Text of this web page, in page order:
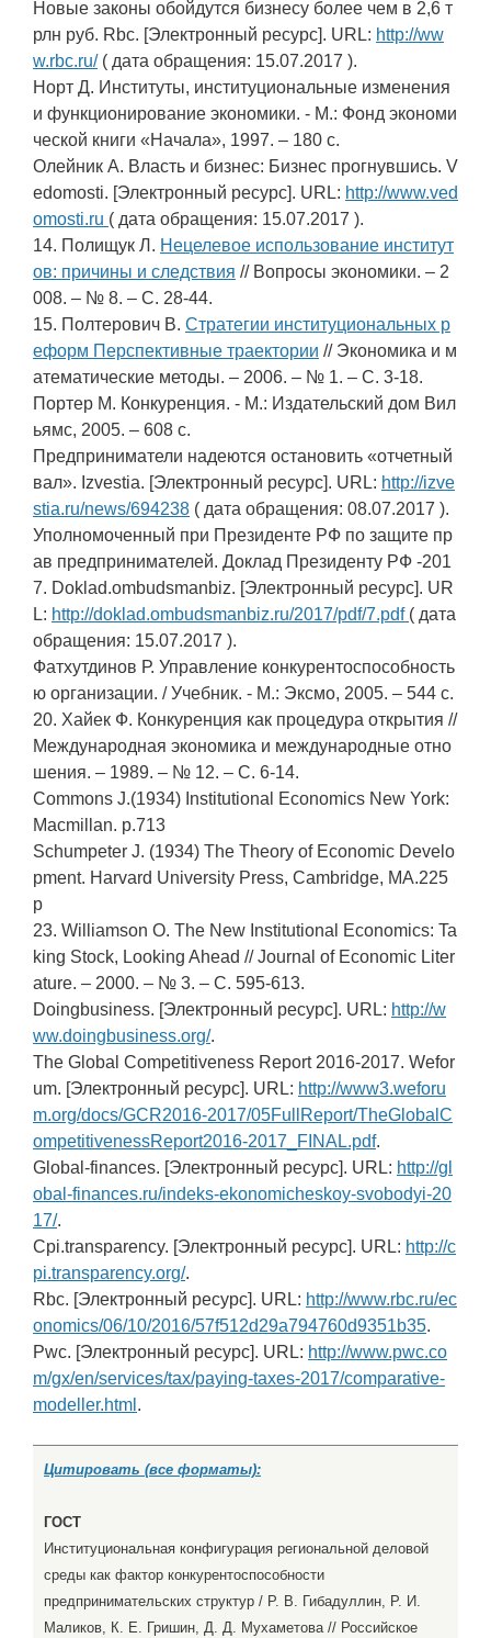
Новые законы обойдутся бизнесу более чем в 2,6 т
рлн руб. Rbc. [Электронный ресурс]. URL: http://ww
w.rbc.ru/( дата обращения: 15.07.2017 ).
Норт Д. Институты, институциональные изменения
и функционирование экономики. - М.: Фонд экономи
ческой книги «Начала», 1997. – 180 с.
Олейник А. Власть и бизнес: Бизнес прогнувшись. V
edomosti. [Электронный ресурс]. URL: http://www.ved
omosti.ru ( дата обращения: 15.07.2017 ).
14. Полищук Л. Нецелевое использование институт
ов: причины и следствия // Вопросы экономики. – 2
008. – № 8. – С. 28-44.
15. Полтерович В. Стратегии институциональных р
еформ Перспективные траектории // Экономика и м
атематические методы. – 2006. – № 1. – С. 3-18.
Портер М. Конкуренция. - М.: Издательский дом Вил
ьямс, 2005. – 608 с.
Предприниматели надеются остановить «отчетный
вал». Izvestia. [Электронный ресурс]. URL: http://izve
stia.ru/news/694238 ( дата обращения: 08.07.2017 ).
Уполномоченный при Президенте РФ по защите пр
ав предпринимателей. Доклад Президенту РФ -201
7. Doklad.ombudsmanbiz. [Электронный ресурс]. UR
L: http://doklad.ombudsmanbiz.ru/2017/pdf/7.pdf ( дата
обращения: 15.07.2017 ).
Фатхутдинов Р. Управление конкурентоспособность
ю организации. / Учебник. - М.: Эксмо, 2005. – 544 с.
20. Хайек Ф. Конкуренция как процедура открытия //
Международная экономика и международные отно
шения. – 1989. – № 12. – С. 6-14.
Commons J.(1934) Institutional Economics New York:
Macmillan. p.713
Schumpeter J. (1934) The Theory of Economic Develo
pment. Harvard University Press, Cambridge, MA.225
р
23. Williamson O. The New Institutional Economics: Ta
king Stock, Looking Ahead // Journal of Economic Liter
ature. – 2000. – № 3. – С. 595-613.
Doingbusiness. [Электронный ресурс]. URL: http://w
ww.doingbusiness.org/.
The Global Competitiveness Report 2016-2017. Wefor
um. [Электронный ресурс]. URL: http://www3.weforu
m.org/docs/GCR2016-2017/05FullReport/TheGlobalC
ompetitivenessReport2016-2017_FINAL.pdf.
Global-finances. [Электронный ресурс]. URL: http://gl
obal-finances.ru/indeks-ekonomicheskoy-svobodyi-20
17/.
Cpi.transparency. [Электронный ресурс]. URL: http://c
pi.transparency.org/.
Rbc. [Электронный ресурс]. URL: http://www.rbc.ru/ec
onomics/06/10/2016/57f512d29a794760d9351b35.
Pwc. [Электронный ресурс]. URL: http://www.pwc.co
m/gx/en/services/tax/paying-taxes-2017/comparative-
modeller.html .
Цитировать (все форматы):
ГОСТ
Институциональная конфигурация региональной деловой
среды как фактор конкурентоспособности
предпринимательских структур / Р. В. Гибадуллин, Р. И.
Маликов, К. Е. Гришин, Д. Д. Мухаметова // Российское